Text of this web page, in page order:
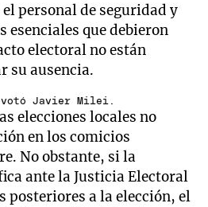
personal de seguridad y
esenciales que debieron
electoral no están
su ausencia.
votó Javier Milei.
elecciones locales no
en los comicios
No obstante, si la
ante la Justicia Electoral
posteriores a la elección, el